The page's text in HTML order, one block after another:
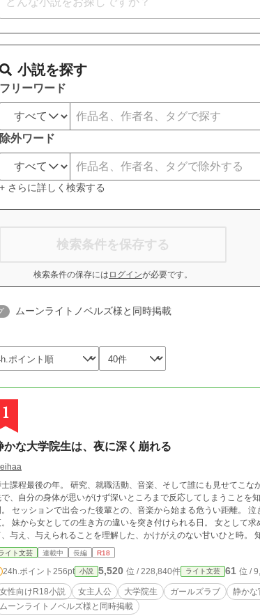
小説を探す
フリーワード
除外ワード
+ さらに詳しく検索する
検索条件を保存する
検索条件の保存には ログインが必要です。
ムーンライトノベルズ様と同時掲載
1
かな大学院生は、夜に深く崩れる
課程最後の年。 研究、就職活動、音楽、そして誰にも見せてこ
、自分の身体が思いがけず深いところまで反応してしまうことを知る。 一人きりの夜に、自分を甘やかすようにほどい
セッションで出会った後輩との、音楽から始まる危うい距離。
妹から女としての生き方の違いを突き付けられる日。 女として
与え、与えられることを理解した、かけがえのない甘いひと時。 知的で生真面目な女性が、羞恥と理性を抱えたまま、少しずつ
分がどう欲しているのか」を知っていく。 女性同士の親密さと、
イト文芸 連載中 長編 R18
24h.ポイント 256pt 小説 5,520 位 / 228,840件 ライト文芸 61 位 /
女性向けR18小説 女主人公 大学院生 ガールズラブ 静かな
ムーンライトノベルズ様と同時掲載